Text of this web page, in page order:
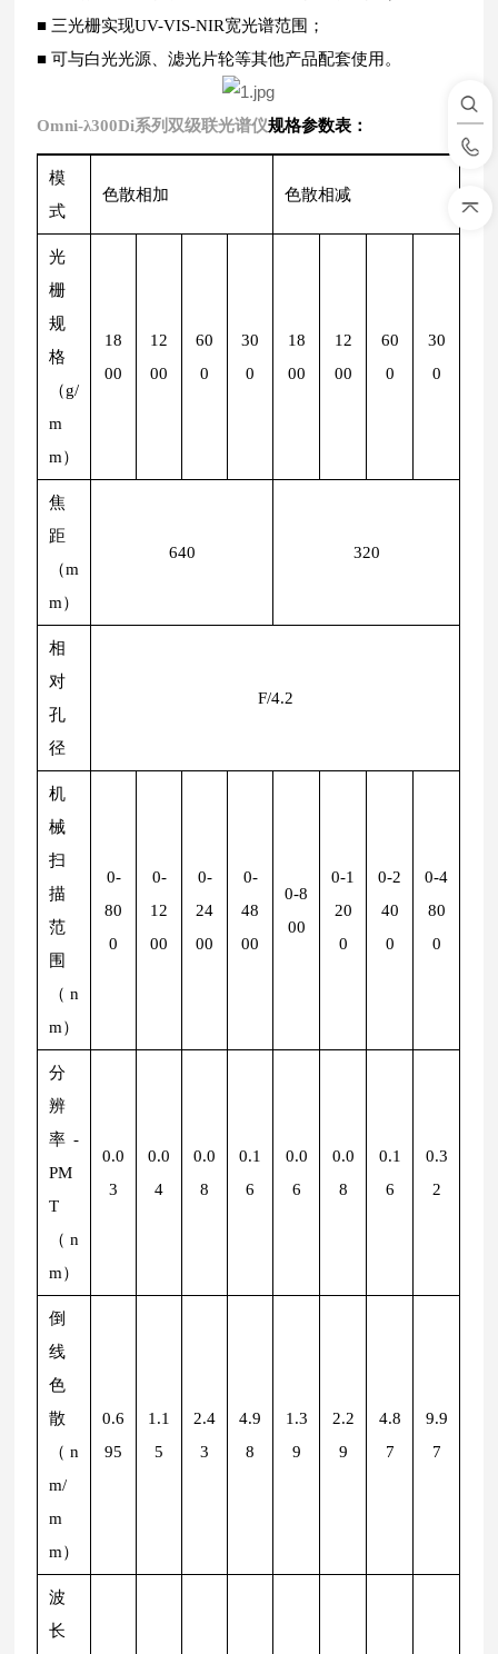
■ 三光栅实现UV-VIS-NIR宽光谱范围；
■ 可与白光光源、滤光片轮等其他产品配套使用。
Omni-λ300Di系列双级联光谱仪规格参数表：
模
式
色散相加 色散相减
光
栅
规
格
（g/
m
m）
18
00
12
00
60
0
30
0
18
00
12
00
60
0
30
0
焦
距
（m
m）
640 320
相
对
孔
径
F/4.2
机
械
扫
描
范
围
（n
m）
0-
80
0
0-
12
00
0-
24
00
0-
48
00
0-8
00
0-1
20
0
0-2
40
0
0-4
80
0
分
辨
率-
PM
T
（n
m）
0.0
3
0.0
4
0.0
8
0.1
6
0.0
6
0.0
8
0.1
6
0.3
2
倒
线
色
散
（n
m/
m
m）
0.6
95
1.1
5
2.4
3
4.9
8
1.3
9
2.2
9
4.8
7
9.9
7
波
长